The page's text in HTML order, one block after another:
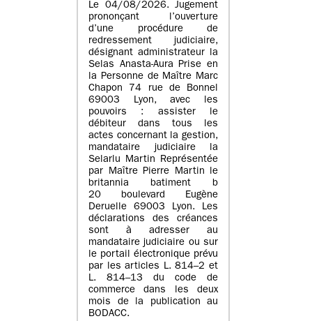
Le 04/08/2026. Jugement
prononçant l’ouverture
d’une procédure de
redressement judiciaire,
désignant administrateur la
Selas Anasta-Aura Prise en
la Personne de Maître Marc
Chapon 74 rue de Bonnel
69003 Lyon, avec les
pouvoirs : assister le
débiteur dans tous les
actes concernant la gestion,
mandataire judiciaire la
Selarlu Martin Représentée
par Maître Pierre Martin le
britannia batiment b
20 boulevard Eugène
Deruelle 69003 Lyon. Les
déclarations des créances
sont à adresser au
mandataire judiciaire ou sur
le portail électronique prévu
par les articles L. 814–2 et
L. 814–13 du code de
commerce dans les deux
mois de la publication au
BODACC.